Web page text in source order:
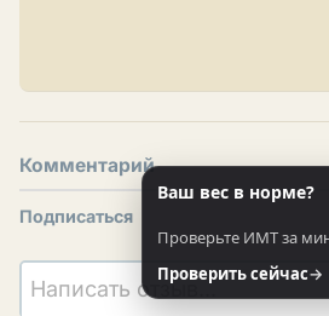
Комментарий
Подписаться
Написать отзыв...
Ваш вес в норме?
Проверьте ИМТ за
Проверить сейчас→